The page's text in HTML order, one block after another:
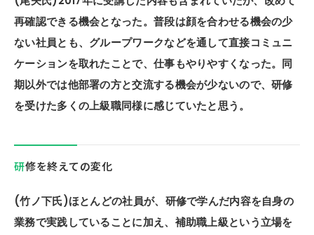
再確認できる機会となった。普段は顔を合わせる機会の少
ない社員とも、グループワークなどを通して直接コミュニ
ケーションを取れたことで、仕事もやりやすくなった。同
期以外では他部署の方と交流する機会が少ないので、研修
を受けた多くの上級職同様に感じていたと思う。
研修を終えての変化
(竹ノ下氏)ほとんどの社員が、研修で学んだ内容を自身の
業務で実践していることに加え、補助職上級という立場を